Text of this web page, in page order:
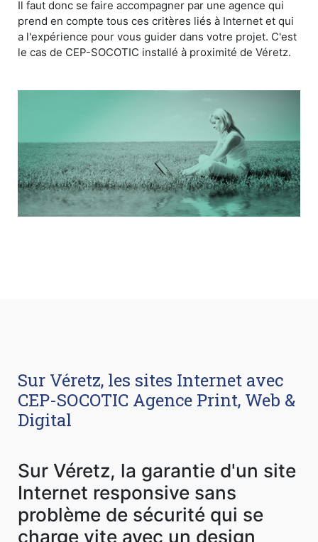
Il faut donc se faire accompagner par une agence qui
prend en compte tous ces critères liés à Internet et qui
a l'expérience pour vous guider dans votre projet. C'est
le cas de CEP-SOCOTIC installé à proximité de Véretz.
Sur Véretz, les sites Internet avec
CEP-SOCOTIC Agence Print, Web &
Digital
Sur Véretz, la garantie d'un site
Internet responsive sans
problème de sécurité qui se
charge vite avec un design